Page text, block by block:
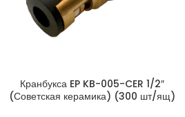
Кранбукса EP KB-005-CER 1/2″
(Советская керамика) (300 шт/ящ)